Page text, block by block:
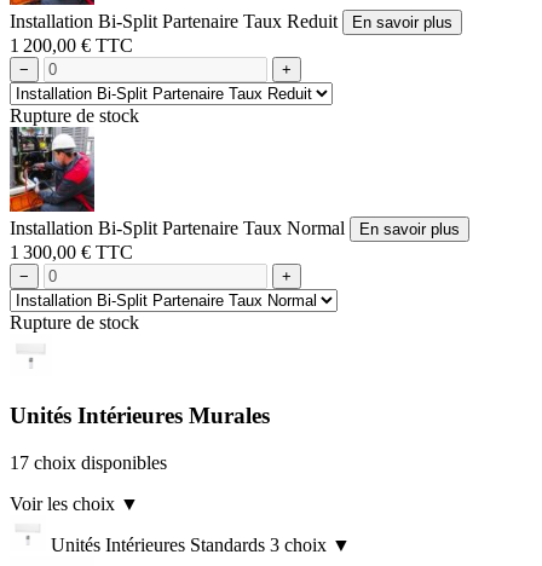
Installation Bi-Split Partenaire Taux Reduit En savoir plus
1 200,00 € TTC
− +
Rupture de stock
Installation Bi-Split Partenaire Taux Normal En savoir plus
1 300,00 € TTC
− +
Rupture de stock
Unités Intérieures Murales
17 choix disponibles
Voir les choix ▼
Unités Intérieures Standards 3 choix ▼